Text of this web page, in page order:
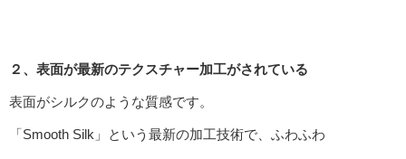
２、表面が最新のテクスチャー加工がされている
表面がシルクのような質感です。
「Smooth Silk」という最新の加工技術で、ふわふわ